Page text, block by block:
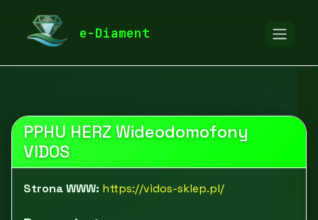
e-Diament
diamentspa.pl
Sprzęt IT i elektronika
PPHU HERZ Wideodomofony
VIDOS
Strona WWW: https://vidos-sklep.pl/